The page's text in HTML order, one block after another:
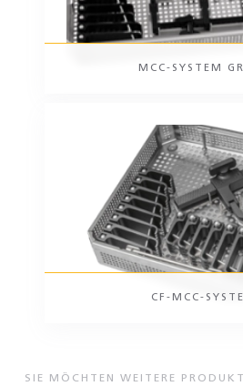
MCC-SYSTEM
CF-MCC-
SIE MÖCHTEN WEITERE